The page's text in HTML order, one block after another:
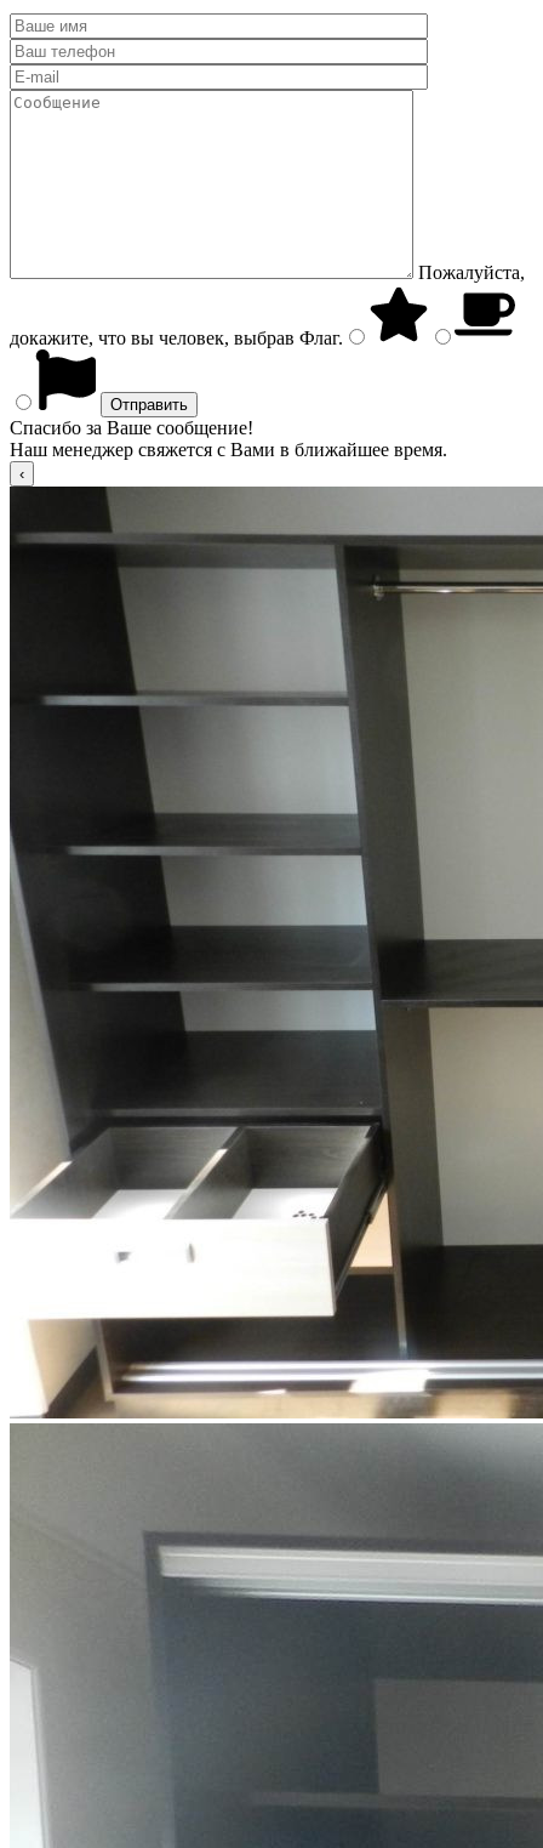
Пожалуйста,
докажите, что вы человек, выбрав Флаг.
Спасибо за Ваше сообщение!
Наш менеджер свяжется с Вами в ближайшее время.